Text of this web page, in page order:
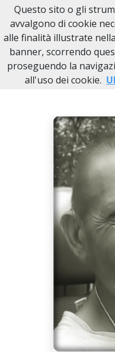
Necrologi Novi Ligure
Questo sito o gli
avvalgono di cookie
alle finalità illustrate
banner, scorrendo
proseguendo la
all'uso dei cookie.